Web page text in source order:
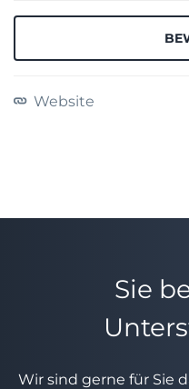
Website
Sie
Wir sind gerne für Sie